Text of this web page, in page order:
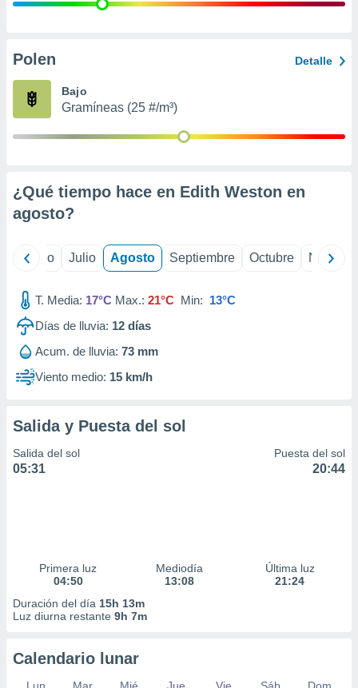
e
publicidad
Polen Detalle
Bajo
Gramíneas (25 #/m³)
¿Qué tiempo hace en Edith Weston en
agosto?
Junio Julio Agosto Septiembre Octubre
T. Media: 17°C Max.: 21°C Min: 13°C
Días de lluvia: 12 días
Acum. de lluvia: 73 mm
Viento medio: 15 km/h
Salida y Puesta del sol
Salida del sol
05:31
Puesta del sol
20:44
Primera luz
04:50
Mediodía
13:08
Última luz
21:24
Duración del día 15h 13m
Luz diurna restante 9h 7m
Calendario lunar